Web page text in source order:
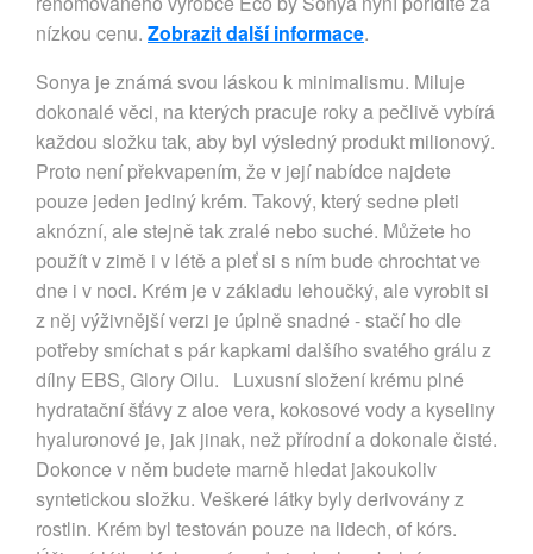
nízkou cenu. Zobrazit další informace.
Sonya je známá svou láskou k minimalismu. Miluje
dokonalé věci, na kterých pracuje roky a pečlivě vybírá
každou složku tak, aby byl výsledný produkt milionový.
Proto není překvapením, že v její nabídce najdete
pouze jeden jediný krém. Takový, který sedne pleti
aknózní, ale stejně tak zralé nebo suché. Můžete ho
použít v zimě i v létě a pleť si s ním bude chrochtat ve
dne i v noci. Krém je v základu lehoučký, ale vyrobit si
z něj výživnější verzi je úplně snadné - stačí ho dle
potřeby smíchat s pár kapkami dalšího svatého grálu z
dílny EBS, Glory Oilu. Luxusní složení krému plné
hydratační šťávy z aloe vera, kokosové vody a kyseliny
hyaluronové je, jak jinak, než přírodní a dokonale čisté.
Dokonce v něm budete marně hledat jakoukoliv
syntetickou složku. Veškeré látky byly derivovány z
rostlin. Krém byl testován pouze na lidech, of kórs.